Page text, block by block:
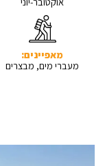
מאפיינים:
מעברי מים, מבצרים